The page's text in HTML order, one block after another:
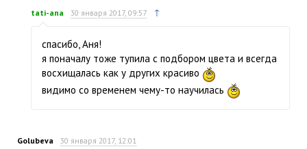
tati-ana 30 января 2017, 09:57 ↑
спасибо, Аня!
я поначалу тоже тупила с подбором цвета и всегда
восхищалась как у других красиво
видимо со временем чему-то научилась
Golubeva 30 января 2017, 12:01